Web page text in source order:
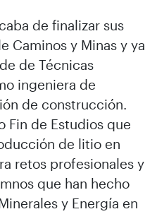
de finalizar sus
Caminos y Minas y ya
de Técnicas
ingeniera de
de construcción.
Fin de Estudios que
de litio en
retos profesionales y
que han hecho
y Energía en